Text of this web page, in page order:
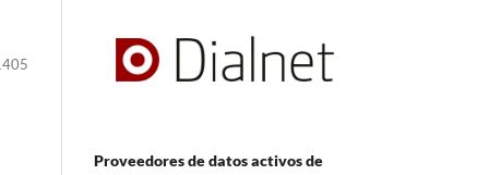
Proveedores de datos activos de